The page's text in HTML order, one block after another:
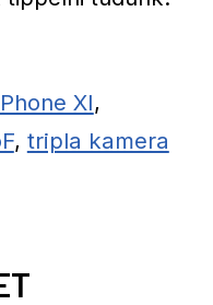
XI,
, tripla kamera